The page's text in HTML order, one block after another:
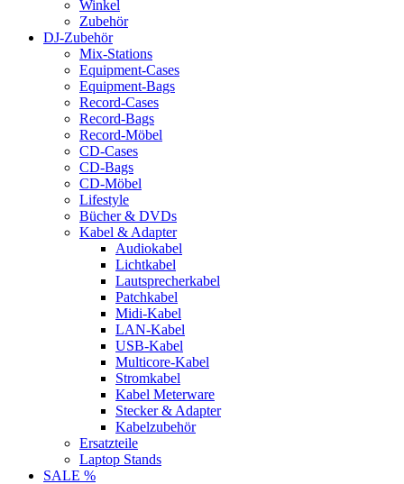
Winkel
Zubehör
DJ-Zubehör
Mix-Stations
Equipment-Cases
Equipment-Bags
Record-Cases
Record-Bags
Record-Möbel
CD-Cases
CD-Bags
CD-Möbel
Lifestyle
Bücher & DVDs
Kabel & Adapter
Audiokabel
Lichtkabel
Lautsprecherkabel
Patchkabel
Midi-Kabel
LAN-Kabel
USB-Kabel
Multicore-Kabel
Stromkabel
Kabel Meterware
Stecker & Adapter
Kabelzubehör
Ersatzteile
Laptop Stands
SALE %